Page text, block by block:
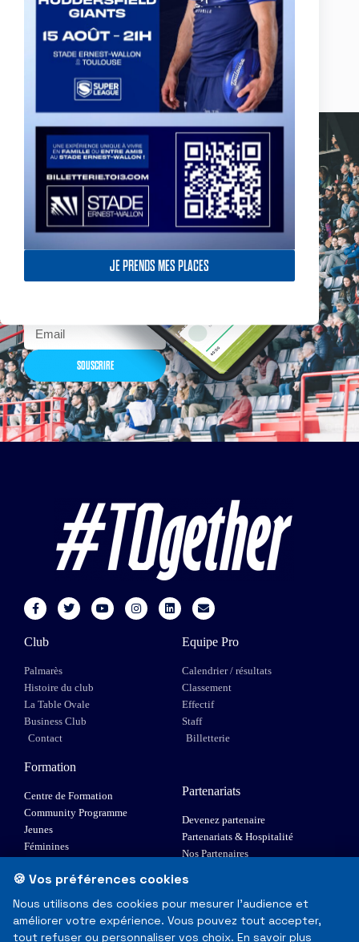
JE PRENDS MES PLACES
Actualités, nouveautés,
exceptionnelles dans la
boutique officielles & chez
nos partenaires… Inscrivez-
SOUSCRIRE
Club
Palmarès
Histoire du club
La Table Ovale
Business Club
Contact
Equipe Pro
Calendrier / résultats
Classement
Effectif
Staff
Billetterie
Formation
Centre de Formation
Community Programme
Jeunes
Féminines
Elite 1
Partenariats
Devenez partenaire
Partenariats & Hospitalité
Nos Partenaires
© Toulouse Olympique XIII - Tous droits réservés
🍪 Vos préférences cookies
Nous utilisons des cookies pour mesurer l'audience et
améliorer votre expérience. Vous pouvez tout accepter,
tout refuser ou personnaliser vos choix. En savoir plus